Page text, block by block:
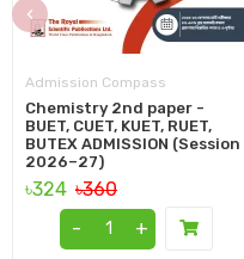
Admission Compass
Chemistry 2nd paper -
BUET, CUET, KUET, RUET,
BUTEX ADMISSION (Session
2026–27)
৳324 ৳360
-
+
‹